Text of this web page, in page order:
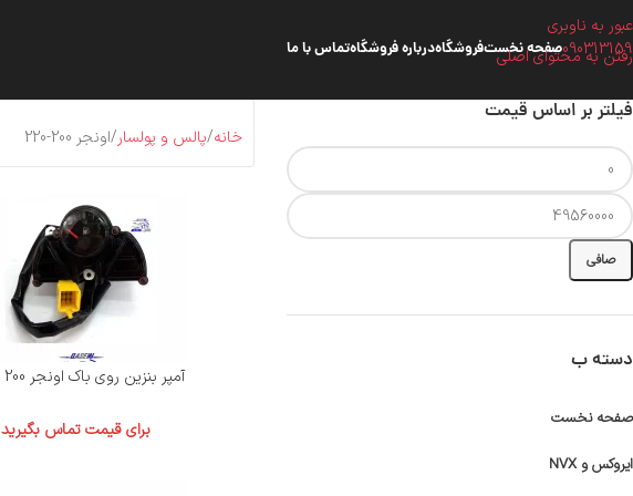
عبور به ناوبری
رفتن به محتوای اصلی
صفحه نخستفروشگاهدرباره فروشگاهتماس با ما
فیلتر بر اساس قیمت
صافی
دسته ب
صفحه نخست
ایروکس و NVX
خانه پالس و پولسار اونجر 200-220
آمپر بنزین روی باک اونجر 200 و 220
برای قیمت تماس بگیرید